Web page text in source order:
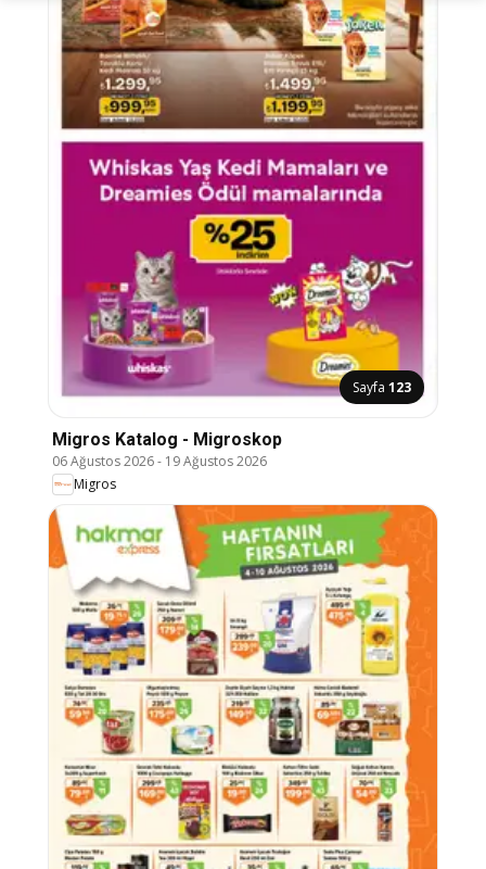
Sayfa 123
Migros Katalog - Migroskop
06 Ağustos 2026- 19 Ağustos 2026
Migros